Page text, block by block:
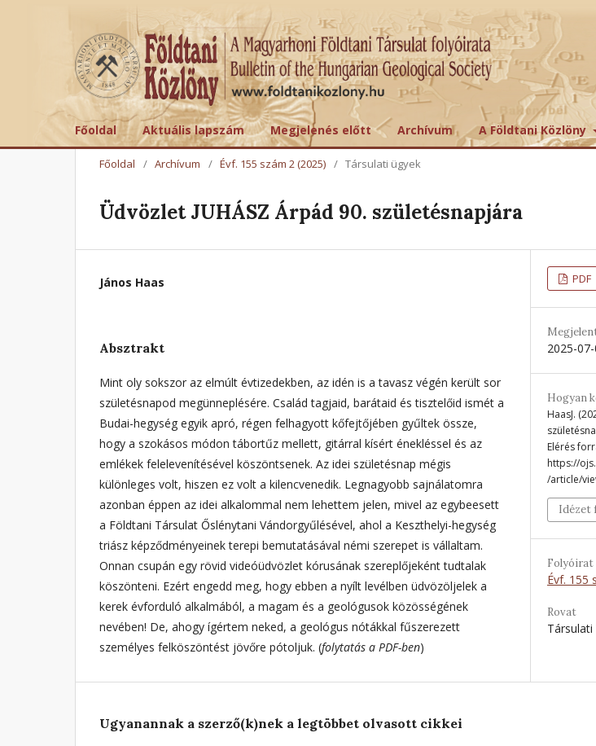
Főoldal Aktuális lapszám Megjelenés előtt Archívum A Földtani Közlöny
Főoldal / Archívum / Évf. 155 szám 2 (2025) / Társulati ügyek
Üdvözlet JUHÁSZ Árpád 90. születésnapjára
János Haas
Absztrakt
Mint oly sokszor az elmúlt évtizedekben, az idén is a tavasz végén került sor
születésnapod megünneplésére. Család tagjaid, barátaid és tisztelőid ismét a
Budai-hegység egyik apró, régen felhagyott kőfejtőjében gyűltek össze,
hogy a szokásos módon tábortűz mellett, gitárral kísért énekléssel és az
emlékek felelevenítésével köszöntsenek. Az idei születésnap mégis
különleges volt, hiszen ez volt a kilencvenedik. Legnagyobb sajnálatomra
azonban éppen az idei alkalommal nem lehettem jelen, mivel az egybeesett
a Földtani Társulat Őslénytani Vándorgyűlésével, ahol a Keszthelyi-hegység
triász képződményeinek terepi bemutatásával némi szerepet is vállaltam.
Onnan csupán egy rövid videóüdvözlet kórusának szereplőjeként tudtalak
köszönteni. Ezért engedd meg, hogy ebben a nyílt levélben üdvözöljelek a
kerek évforduló alkalmából, a magam és a geológusok közösségének
nevében! De, ahogy ígértem neked, a geológus nótákkal fűszerezett
személyes felköszöntést jövőre pótoljuk. (folytatás a PDF-ben)
PDF
2025-
Hogyan
HaasJ.
Elérés
https://
/article/
Idézet
Folyóirat
Évf. 155
Rovat
Társulati
Ugyanannak a szerző(k)nek a legtöbbet olvasott cikkei